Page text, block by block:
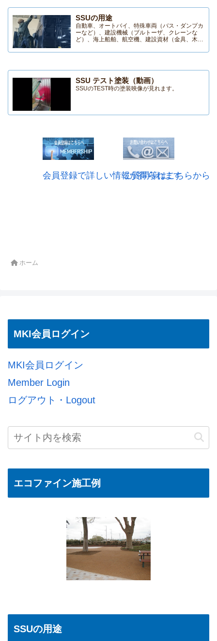
SSUの用途
自動車、オートバイ、特殊車両（バス・ダンプカ
ーなど）、建設機械（ブルトーザ、クレーンな
ど）、海上船舶、航空機、建設資材（金具、木製
管など）、工業製品（コイル、パイプ、各種容
SSU テスト塗装（動画）
SSUのTEST時の塗装映像が見れます。
会員登録で詳しい情報が得られます
ご質問等はこちらから
ホーム
MKI会員ログイン
MKI会員ログイン
Member Login
ログアウト・Logout
エコファイン施工例
SSUの用途